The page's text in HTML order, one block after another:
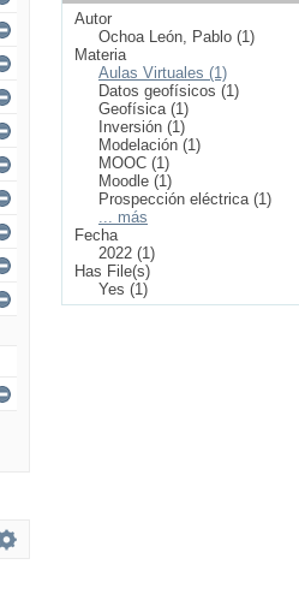
Autor
Ochoa León, Pablo (1)
Materia
Aulas Virtuales (1)
Datos geofísicos (1)
Geofísica (1)
Inversión (1)
Modelación (1)
MOOC (1)
Moodle (1)
Prospección eléctrica (1)
... más
Fecha
2022 (1)
Has File(s)
Yes (1)